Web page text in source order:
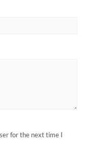
for the next time I